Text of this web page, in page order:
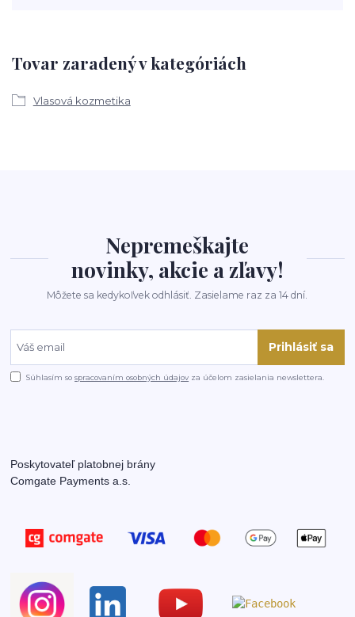
Tovar zaradený v kategóriách
Vlasová kozmetika
Nepremeškajte
novinky, akcie a zľavy!
Môžete sa kedykoľvek odhlásiť. Zasielame raz za 14 dní.
Prihlásiť sa
Súhlasím sospracovaním osobných údajov za účelom zasielania newslettera.
Poskytovateľ platobnej brány
Comgate Payments a.s.